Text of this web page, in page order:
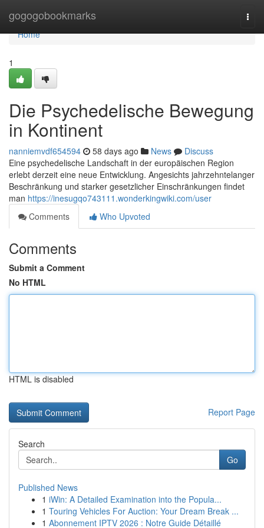
gogogobookmarks
Home
Home
1
Die Psychedelische Bewegung
in Kontinent
nanniemvdf654594 58 days ago News
Discuss
Eine psychedelische Landschaft in der europäischen Region
erlebt derzeit eine neue Entwicklung. Angesichts jahrzehntelanger
Beschränkung und starker gesetzlicher Einschränkungen findet
man https://inesugqo743111.wonderkingwiki.com/user
Comments
Who Upvoted
Comments
Submit a Comment
No HTML
HTML is disabled
Report Page
Search
Go
Published News
1 iWin: A Detailed Examination into the Popula...
1 Touring Vehicles For Auction: Your Dream Break ...
1 Abonnement IPTV 2026 : Notre Guide Détaillé